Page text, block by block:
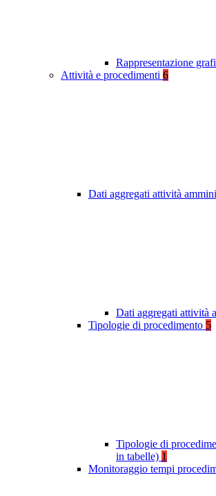
Rappresentazione
Attività e procedimenti 6
Dati aggregati attività
Dati aggregati attività
Tipologie di procedimento 5
Tipologie di
in tabelle) 1
Monitoraggio tempi